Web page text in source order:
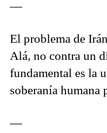
—
El problema de
Alá, no contra un
fundamental es la
soberanía humana
—